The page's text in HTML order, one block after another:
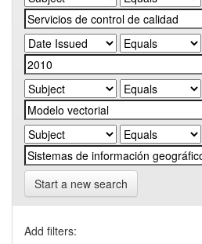
Start a new search
Add filters: